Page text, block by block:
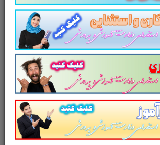
تستقانون مالیات های مستقیم.
قانون مالیات های مستقیمشامل
تستی در82صفحهبا پاسخ
قالب فایل pdf
. بهترین منبع برای
می باشد.مجموعه سوالات
مالیات های مستقیممطالب خوانده
آزمون استخدامی را نظم بخشیده
سازد. این مجموعهمرور سریع